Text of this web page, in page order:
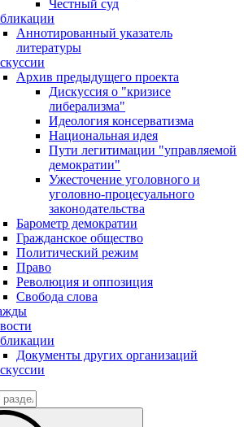
Честный суд
Аннотированный указатель
литературы
Архив предыдущего проекта
Дискуссия о "кризисе
либерализма"
Идеология консерватизма
Национальная идея
Пути легитимации "управляемой
демократии"
Ужесточение уголовного и
уголовно-процесуального
законодательства
Барометр демократии
Гражданское общество
Политический режим
Право
Революция и оппозиция
Свобода слова
Документы других организаций